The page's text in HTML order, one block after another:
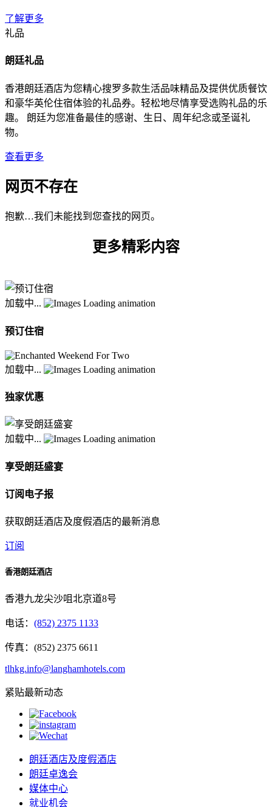
了解更多
礼品
朗廷礼品
香港朗廷酒店为您精心搜罗多款生活品味精品及提供优质餐饮
和豪华英伦住宿体验的礼品券。轻松地尽情享受选购礼品的乐
趣。 朗廷为您准备最佳的感谢、生日、周年纪念或圣诞礼
物。
查看更多
网页不存在
抱歉…我们未能找到您查找的网页。
更多精彩内容
加载中...
预订住宿
加载中...
独家优惠
加载中...
享受朗廷盛宴
订阅电子报
获取朗廷酒店及度假酒店的最新消息
订阅
香港朗廷酒店
香港九龙尖沙咀北京道8号
电话： (852) 2375 1133
传真：(852) 2375 6611
tlhkg.info@langhamhotels.com
紧贴最新动态
朗廷酒店及度假酒店
朗廷卓逸会
媒体中心
就业机会